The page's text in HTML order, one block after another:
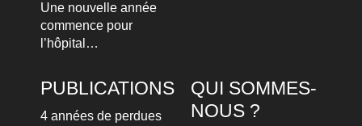
Une nouvelle année
commence pour
l’hôpital…
PUBLICATIONS
4 années de perdues
QUI SOMMES-
NOUS ?